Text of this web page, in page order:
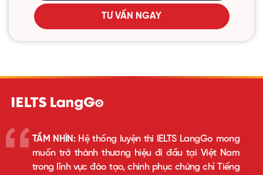
TƯ VẤN NGAY
TẦM NHÌN:Hệ thống luyện thi IELTS LangGo mong
muốn trở thành thương hiệu đi đầu tại Việt Nam
trong lĩnh vực đào tạo, chinh phục chứng chỉ Tiếng